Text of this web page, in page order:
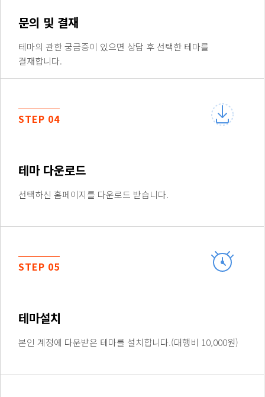
문의 및 결재
테마의 관한 궁금증이 있으면 상담 후 선택한 테마를
결재합니다.
STEP 04
테마 다운로드
선택하신 홈페이지를 다운로드 받습니다.
STEP 05
테마설치
본인 계정에 다운받은 테마를 설치합니다.(대행비 10,000원)